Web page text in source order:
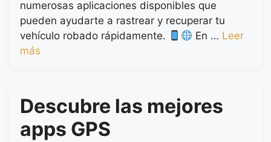
numerosas aplicaciones disponibles que
pueden ayudarte a rastrear y recuperar tu
vehículo robado rápidamente.
En … Leer
más
Descubre las mejores
apps GPS